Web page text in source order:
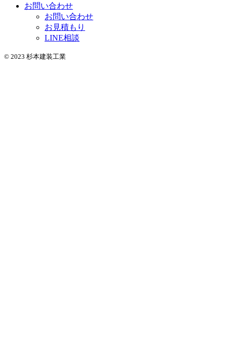
お問い合わせ
お問い合わせ
お見積もり
LINE相談
© 2023 杉本建装工業